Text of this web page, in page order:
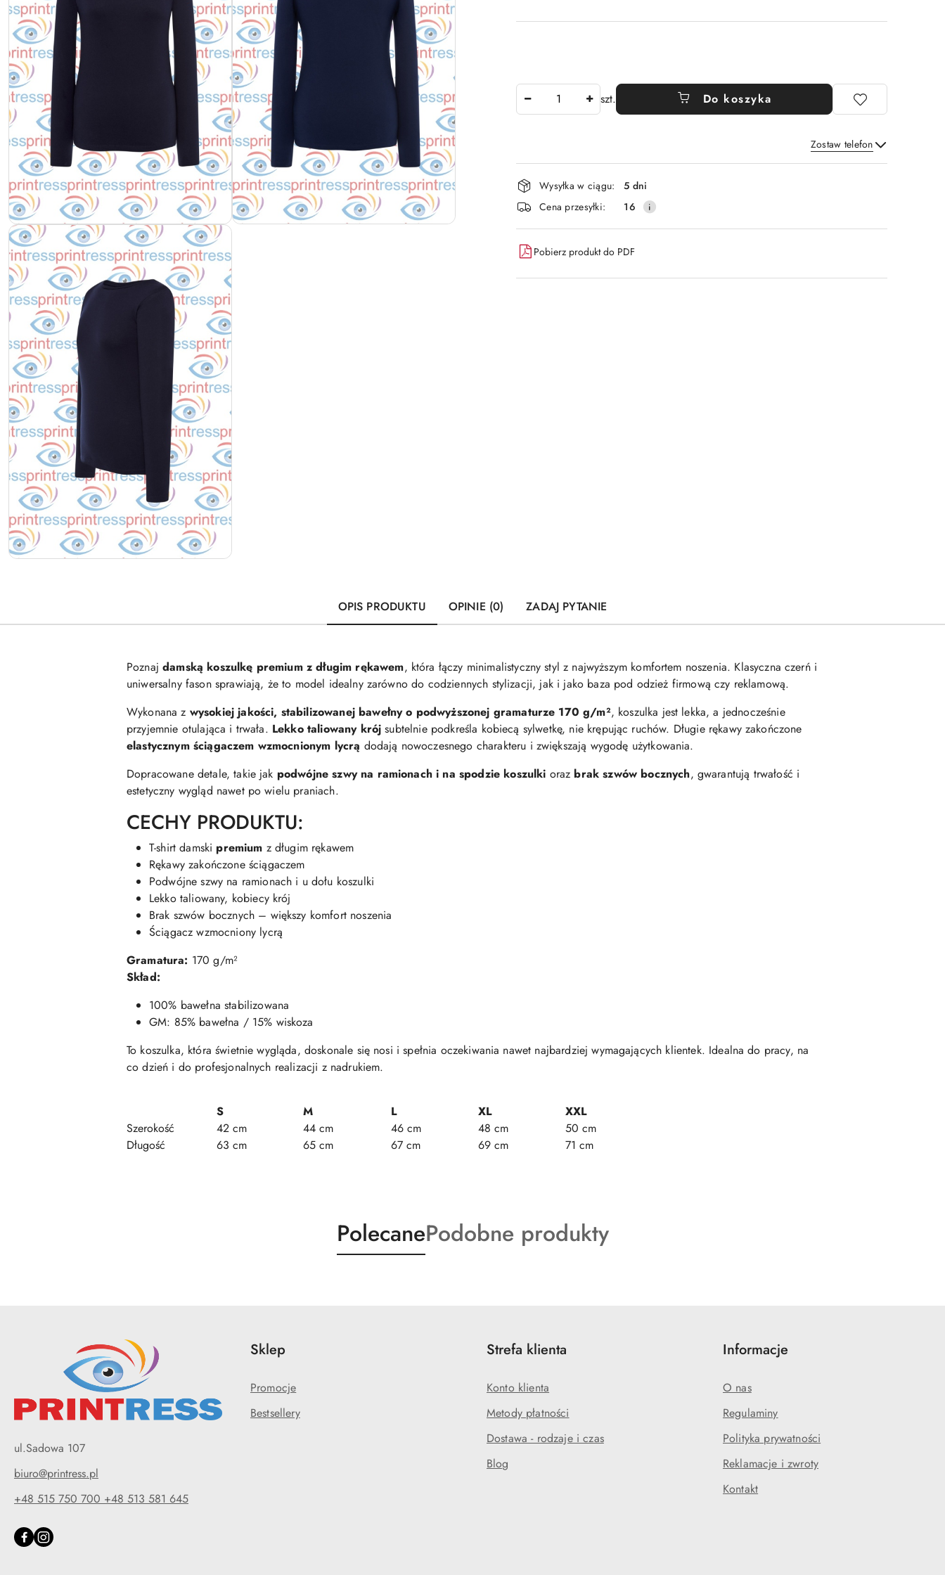
szt. Do koszyka
Zostaw telefon
Wyślij
Dostępność
i
dostawa
Wysyłka w ciągu:
5 dni
Cena przesyłki:
16
Pobierz produkt do PDF
OPIS PRODUKTU OPINIE (0) ZADAJ PYTANIE
Poznajdamską koszulkę premium z długim rękawem, która łączy minimalistyczny styl z najwyższym komfortem noszenia. Klasyczna czerń i
uniwersalny fason sprawiają, że to model idealny zarówno do codziennych stylizacji, jak i jako baza pod odzież firmową czy reklamową.
Wykonana z wysokiej jakości, stabilizowanej bawełny o podwyższonej gramaturze 170 g/m², koszulka jest lekka, a jednocześnie
przyjemnie otulająca i trwała. Lekko taliowany krój subtelnie podkreśla kobiecą sylwetkę, nie krępując ruchów. Długie rękawy zakończone
elastycznym ściągaczem wzmocnionym lycrą dodają nowoczesnego charakteru i zwiększają wygodę użytkowania.
Dopracowane detale, takie jak podwójne szwy na ramionach i na spodzie koszulki oraz brak szwów bocznych, gwarantują trwałość i
estetyczny wygląd nawet po wielu praniach.
CECHY PRODUKTU:
T-shirt damski premium z długim rękawem
Rękawy zakończone ściągaczem
Podwójne szwy na ramionach i u dołu koszulki
Lekko taliowany, kobiecy krój
Brak szwów bocznych – większy komfort noszenia
Ściągacz wzmocniony lycrą
Gramatura: 170 g/m²
Skład:
100% bawełna stabilizowana
GM: 85% bawełna / 15% wiskoza
To koszulka, która świetnie wygląda, doskonale się nosi i spełnia oczekiwania nawet najbardziej wymagających klientek. Idealna do pracy, na
co dzień i do profesjonalnych realizacji z nadrukiem.
S M L XL
XXL
Szerokość
42 cm 44 cm 46 cm 48 cm
50 cm
Długość
63 cm 65 cm 67 cm 69 cm 71 cm
Produkty
o
PolecaneProdukty
o
Podobne produkty
ul.Sadowa 107
biuro@printress.pl
+48 515 750 700 +48 513 581 645
Sklep
Promocje
Bestsellery
Strefa klienta
Konto klienta
Metody płatności
Dostawa - rodzaje i czas
Blog
Informacje
O nas
Regulaminy
Polityka prywatności
Reklamacje i zwroty
Kontakt